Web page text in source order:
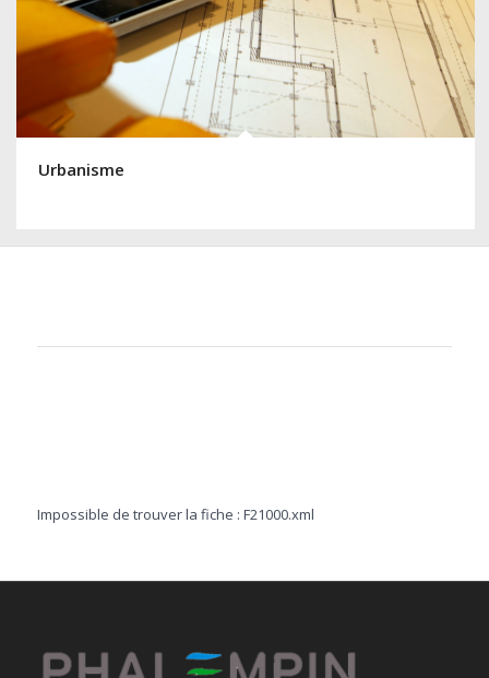
Urbanisme
Impossible de trouver la fiche : F21000.xml